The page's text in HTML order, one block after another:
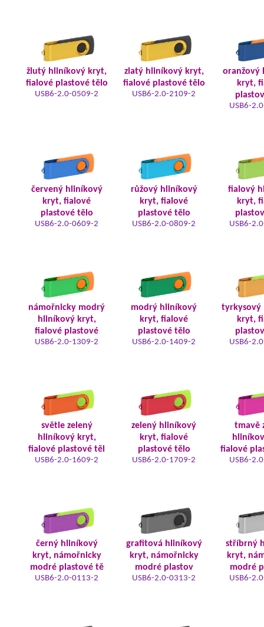
žlutý hliníkový kryt,
fialové plastové tělo
USB6-2.0-0509-2
zlatý hliníkový kryt,
fialové plastové tělo
USB6-2.0-2109-2
oranžový
kryt,
USB6-
červený hliníkový
kryt, fialové
plastové tělo
USB6-2.0-0609-2
růžový hliníkový
kryt, fialové
plastové tělo
USB6-2.0-0809-2
fialový
kryt,
USB6-
námořnicky modrý
hliníkový kryt,
fialové plastové
USB6-2.0-1309-2
modrý hliníkový
kryt, fialové
plastové tělo
USB6-2.0-1409-2
tyrkysový
kryt,
USB6-
světle zelený
hliníkový kryt,
fialové plastové těl
USB6-2.0-1609-2
zelený hliníkový
kryt, fialové
plastové tělo
USB6-2.0-1709-2
tmavě
fialové
USB6-
černý hliníkový
kryt, námořnicky
modré plastové tě
USB6-2.0-0113-2
grafitová hliníkový
kryt, námořnicky
modré plastov
USB6-2.0-0313-2
stříbrný
kryt,
modré
USB6-